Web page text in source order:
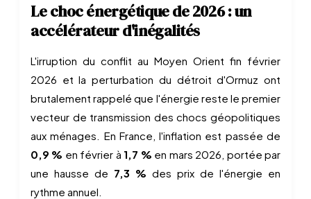
Le choc énergétique de 2026 : un
accélérateur d'inégalités
L'irruption du conflit au Moyen Orient fin février
2026 et la perturbation du détroit d'Ormuz ont
brutalement rappelé que l'énergie reste le premier
vecteur de transmission des chocs géopolitiques
aux ménages. En France, l'inflation est passée de
0,9 % en février à 1,7 % en mars 2026, portée par
une hausse de 7,3 % des prix de l'énergie en
rythme annuel.